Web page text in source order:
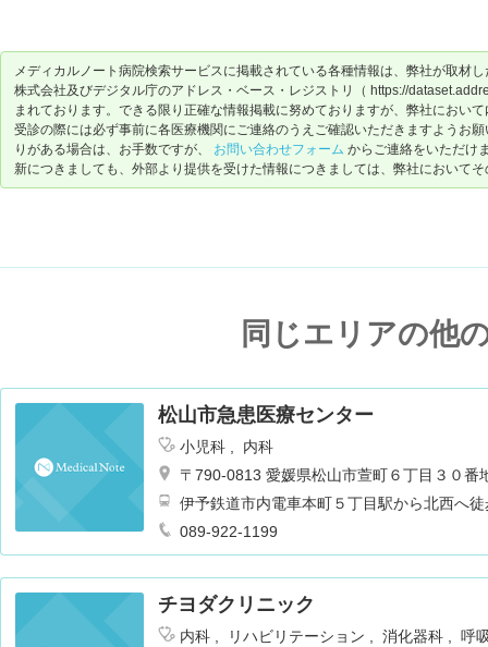
メディカルノート病院検索サービスに掲載されている各種情報は、弊社が取材
株式会社及びデジタル庁のアドレス・ベース・レジストリ（ https://
まれております。できる限り正確な情報掲載に努めておりますが、弊社におい
受診の際には必ず事前に各医療機関にご連絡のうえご確認いただきますようお
りがある場合は、お手数ですが、 お問い合わせフォーム からご連絡をいただけ
新につきましても、外部より提供を受けた情報につきましては、弊社において
同じエリアの他
松山市急患医療センター
小児科
内科
〒790-0813 愛媛県松山市萱町６丁目３０番
伊予鉄道市内電車本町５丁目駅から北西へ
089-922-1199
チヨダクリニック
内科 リハビリテーション 消化器科
呼